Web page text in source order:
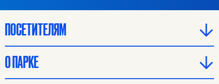
ПОСЕТИТЕЛЯМ
О ПАРКЕ